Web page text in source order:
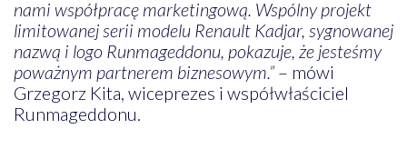
nami współpracę marketingową. Wspólny projekt
limitowanej serii modelu Renault Kadjar, sygnowanej
nazwą i logo Runmageddonu, pokazuje, że jesteśmy
poważnym partnerem biznesowym.” – mówi
Grzegorz Kita, wiceprezes i współwłaściciel
Runmageddonu.